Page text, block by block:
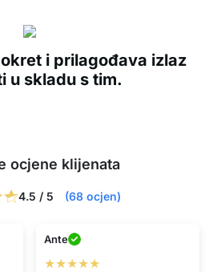
i prilagođava izlaz
u skladu s tim.
ocjene klijenata
4.5 / 5 (68 ocjen)
Ante
★★★★★